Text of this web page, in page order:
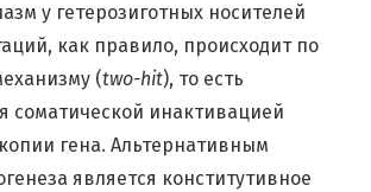
у гетерозиготных носителей
как правило, происходит по
(two-hit), то есть
соматической инактивацией
гена. Альтернативным
является конститутивное